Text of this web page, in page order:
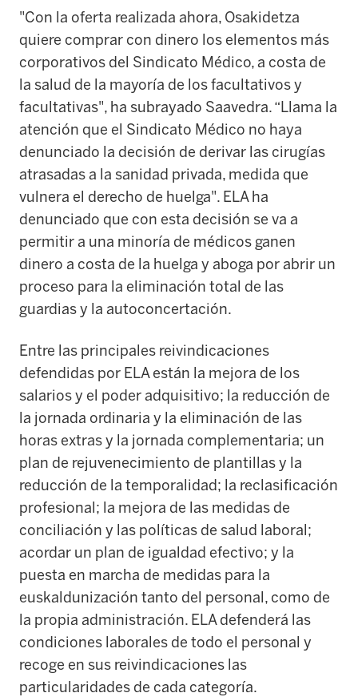
"Con la oferta realizada ahora, Osakidetza
quiere comprar con dinero los elementos más
corporativos del Sindicato Médico, a costa de
la salud de la mayoría de los facultativos y
facultativas", ha subrayado Saavedra. “Llama la
atención que el Sindicato Médico no haya
denunciado la decisión de derivar las cirugías
atrasadas a la sanidad privada, medida que
vulnera el derecho de huelga". ELA ha
denunciado que con esta decisión se va a
permitir a una minoría de médicos ganen
dinero a costa de la huelga y aboga por abrir un
proceso para la eliminación total de las
guardias y la autoconcertación.
Entre las principales reivindicaciones
defendidas por ELA están la mejora de los
salarios y el poder adquisitivo; la reducción de
la jornada ordinaria y la eliminación de las
horas extras y la jornada complementaria; un
plan de rejuvenecimiento de plantillas y la
reducción de la temporalidad; la reclasificación
profesional; la mejora de las medidas de
conciliación y las políticas de salud laboral;
acordar un plan de igualdad efectivo; y la
puesta en marcha de medidas para la
euskaldunización tanto del personal, como de
la propia administración. ELA defenderá las
condiciones laborales de todo el personal y
recoge en sus reivindicaciones las
particularidades de cada categoría.